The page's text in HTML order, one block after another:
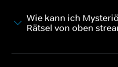
Wie kann ich
Rätsel von oben